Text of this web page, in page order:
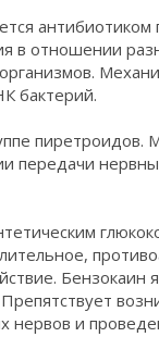
в отношении
бактерий.
пиретроидов.
передачи
Бензокаин
Препятствует
нервов и